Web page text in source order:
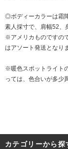
◎ボディーカラーは霜
素人採寸で、肩幅52、
※アメリカものですの
はアソート発送となり
※暖色スポットライト
っては、色合いが多少
カテゴリーから探